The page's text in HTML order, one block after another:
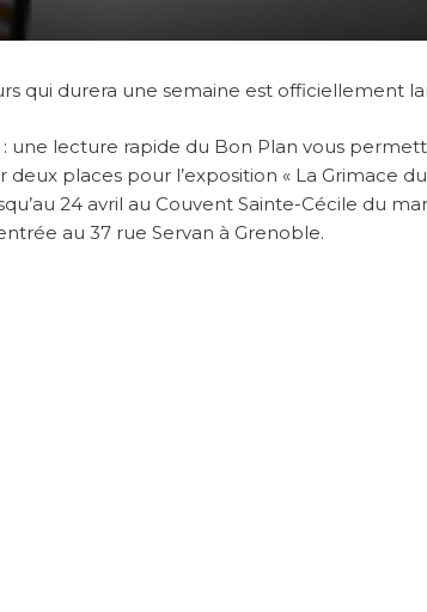
qui durera une semaine est officiellement
une lecture rapide du Bon Plan vous
places pour l’exposition « La Grimace
24 avril au Couvent Sainte-Cécile du
au 37 rue Servan à Grenoble.